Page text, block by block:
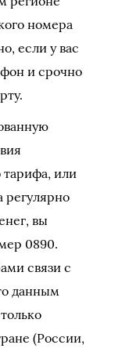
номера
если у вас
и срочно
или
регулярно
вы
0890.
связи с
данным
(России,